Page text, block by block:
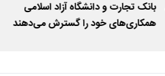
بانک تجارت و دانشگاه آزاد اسلامی
همکاری‌های خود را گسترش می‌دهند